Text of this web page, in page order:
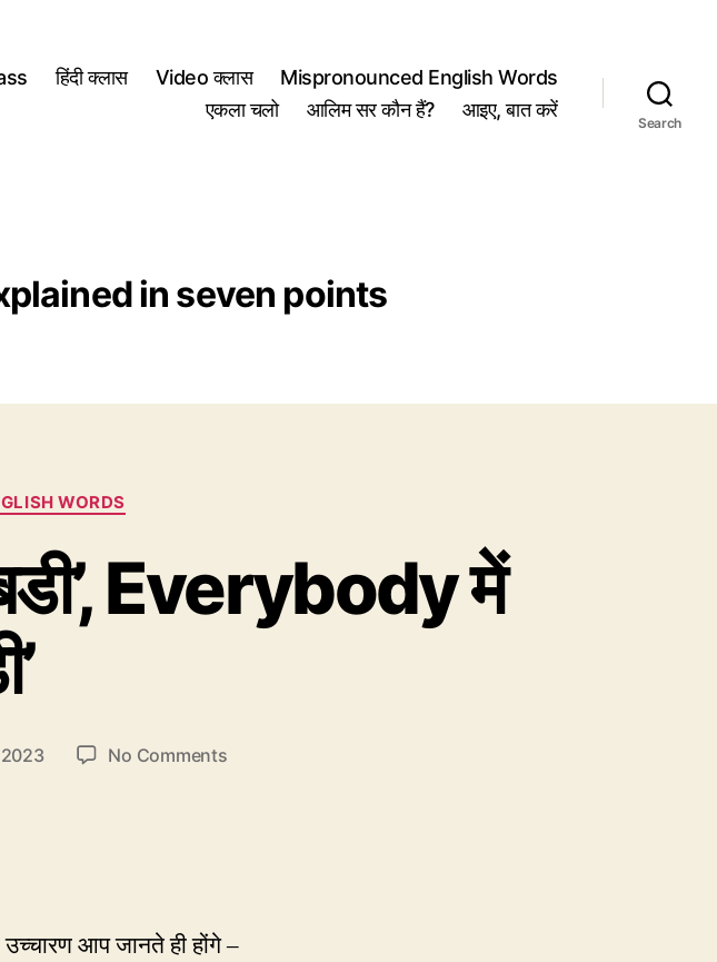
हिंदी क्लास Video क्लास
Mispronounced English Words
एकला चलो
आलिम सर कौन हैं? आइए, बात करें
Search
in seven points
WORDS
Everybody में
No Commentson
आप जानते ही होंगे –